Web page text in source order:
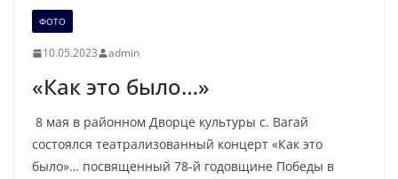
ФОТО
10.05.2023 admin
«Как это было…»
8 мая в районном Дворце культуры с. Вагай
состоялся театрализованный концерт «Как это
было»… посвященный 78-й годовщине Победы в